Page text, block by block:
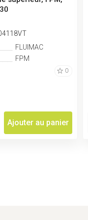
FLUIMAC
FPM
0
Ajouter au panier